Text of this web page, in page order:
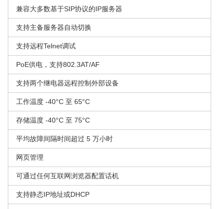
兼容大多数基于SIP协议的IP服务器
支持主备服务器自动切换
支持远程Telnet调试
PoE供电，支持802.3AT/AF
支持两个继电器远程控制外部设备
工作温度 -40°C 至 65°C
存储温度 -40°C 至 75°C
平均故障间隔时间超过 5 万小时
网页管理
可通过任何互联网浏览器配置话机
支持静态IP地址或DHCP